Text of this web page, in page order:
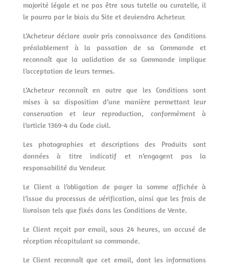
majorité légale et ne pas être sous tutelle ou curatelle, il
le pourra par le biais du Site et deviendra Acheteur.
L’Acheteur déclare avoir pris connaissance des Conditions
préalablement à la passation de sa Commande et
reconnaît que la validation de sa Commande implique
l’acceptation de leurs termes.
L’Acheteur reconnaît en outre que les Conditions sont
mises à sa disposition d’une manière permettant leur
conservation et leur reproduction, conformément à
l’article 1369-4 du Code civil.
Les photographies et descriptions des Produits sont
données à titre indicatif et n’engagent pas la
responsabilité du Vendeur.
Le Client a l’obligation de payer la somme affichée à
l’issue du processus de vérification, ainsi que les frais de
livraison tels que fixés dans les Conditions de Vente.
Le Client reçoit par email, sous 24 heures, un accusé de
réception récapitulant sa commande.
Le Client reconnaît que cet email, dont les informations